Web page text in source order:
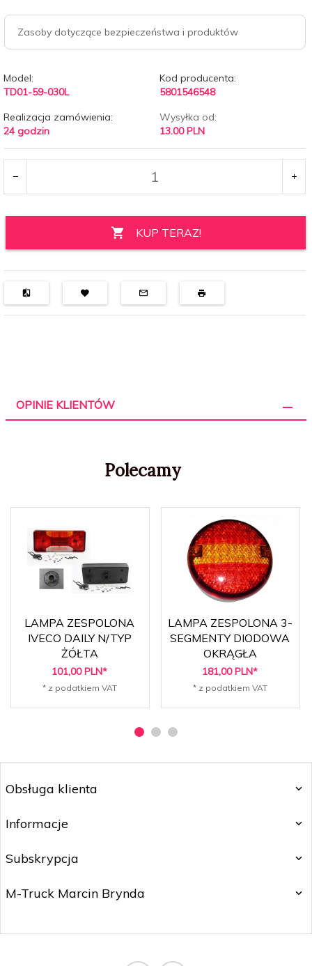
Zasoby dotyczące bezpieczeństwa i produktów
Model:
TD01-59-030L
Kod producenta:
5801546548
Realizacja zamówienia:
24 godzin
Wysyłka od:
13.00 PLN
KUP TERAZ!
OPINIE KLIENTÓW
Polecamy
LAMPA ZESPOLONA
IVECO DAILY N/TYP
ŻÓŁTA
101,00 PLN*
* z podatkiem VAT
LAMPA ZESPOLONA 3-
SEGMENTY DIODOWA
OKRĄGŁA
181,00 PLN*
* z podatkiem VAT
Obsługa klienta
Informacje
Subskrypcja
M-Truck Marcin Brynda